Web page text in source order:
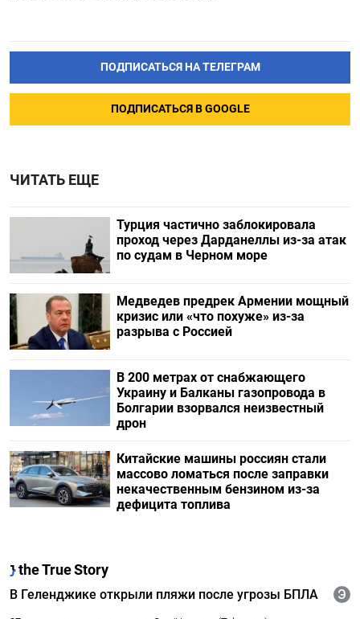
ПОДПИСАТЬСЯ НА ТЕЛЕГРАМ
ПОДПИСАТЬСЯ В GOOGLE
ЧИТАТЬ ЕЩЕ
Турция частично заблокировала
проход через Дарданеллы из-за атак
по судам в Черном море
Медведев предрек Армении мощный
кризис или «что похуже» из-за
разрыва с Россией
В 200 метрах от снабжающего
Украину и Балканы газопровода в
Болгарии взорвался неизвестный
дрон
Китайские машины россиян стали
массово ломаться после заправки
некачественным бензином из-за
дефицита топлива